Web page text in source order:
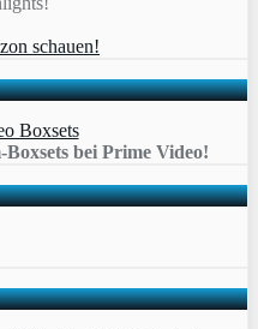
bei Prime Video!